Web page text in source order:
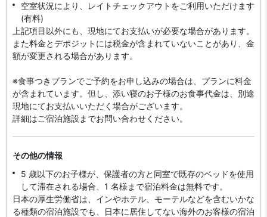
空室状況により、レイトチェックアウトをご利用いただけます
(有料)
上記項目以外にも、現地にてお支払いが必要な場合があります。
また料金とデポジットには税金が含まれていないことがあり、金
額が変更される場合があります。
※食事つきプランでご予約をお申し込みの場合は、プランに料金
が含まれています。但し、添い寝のお子様のお食事代金は、別途
現地にてお支払いいただく場合がございます。
詳細はご宿泊施設までお問い合わせください。
その他の情報
5 歳以下のお子様が、保護者の方と同室で既存のベッドを使用
して滞在される場合、1 名様まで宿泊料金は無料です。
日本の厚生労働省は、インやホテル、モーテルなどを含むいかな
る種類の宿泊施設でも、日本に​居住してない海外のお客様の宿泊